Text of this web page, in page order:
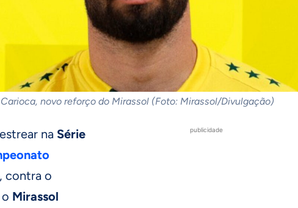
Carioca, novo reforço do Mirassol (Foto: Mirassol/Divulgação)
publicidade
na Série
, contra o
Mirassol